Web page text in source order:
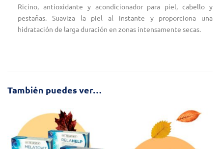
Ricino, antioxidante y acondicionador para piel, cabello y
pestañas. Suaviza la piel al instante y proporciona una
hidratación de larga duración en zonas intensamente secas.
También puedes ver…